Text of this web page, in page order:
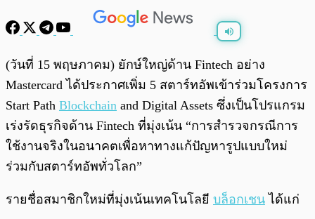
0:00
(วันที่ 15 พฤษภาคม) ยักษ์ใหญ่ด้าน Fintech อย่าง
Mastercard ได้ประกาศเพิ่ม 5 สตาร์ทอัพเข้าร่วมโครงการ
Start Path Blockchain and Digital Assets ซึ่งเป็นโปรแกรม
เร่งรัดธุรกิจด้าน Fintech ที่มุ่งเน้น “การสำรวจกรณีการ
ใช้งานจริงในอนาคตเพื่อหาทางแก้ปัญหารูปแบบใหม่
ร่วมกับสตาร์ทอัพทั่วโลก”
รายชื่อสมาชิกใหม่ที่มุ่งเน้นเทคโนโลยี บล็อกเชน ได้แก่